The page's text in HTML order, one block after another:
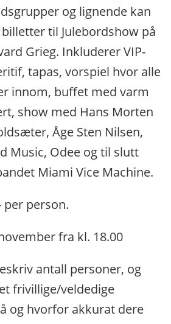
og lignende kan
til Julebordshow på
Grieg. Inkluderer VIP-
tapas, vorspiel hvor alle
innom, buffet med varm
show med Hans Morten
Åge Sten Nilsen,
Music, Odee og til slutt
Miami Vice Machine.
per person.
fra kl. 18.00
antall personer, og
frivillige/veldedige
og hvorfor akkurat dere